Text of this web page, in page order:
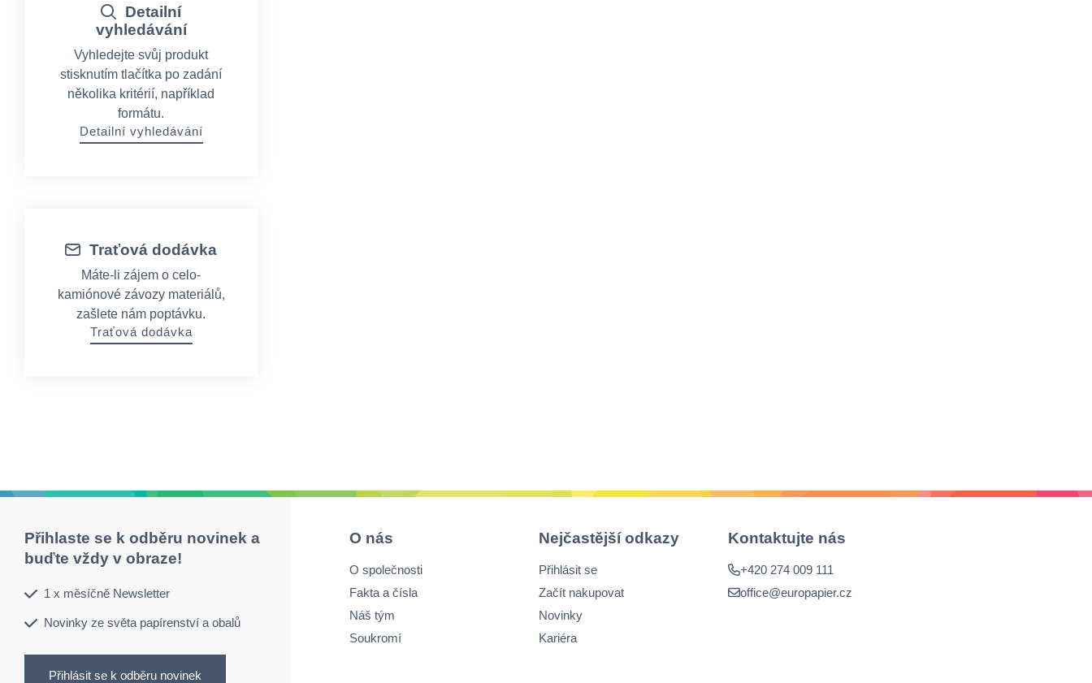
Detailní
vyhledávání
Vyhledejte svůj produkt
stisknutím tlačítka po zadání
několika kritérií, například
formátu.
Detailní vyhledávání
Traťová dodávka
Máte-li zájem o celo-
kamiónové závozy materiálů,
zašlete nám poptávku.
Traťová dodávka
Přihlaste se k odběru novinek a
buďte vždy v obraze!
1 x měsíčně Newsletter
Novinky ze světa papírenství a obalů
Přihlásit se k odběru novinek
O nás
O společnosti
Fakta a čísla
Náš tým
Soukromí
Nejčastější odkazy
Přihlásit se
Začít nakupovat
Novinky
Kariéra
Kontaktujte nás
+420 274 009 111
office@europapier.cz